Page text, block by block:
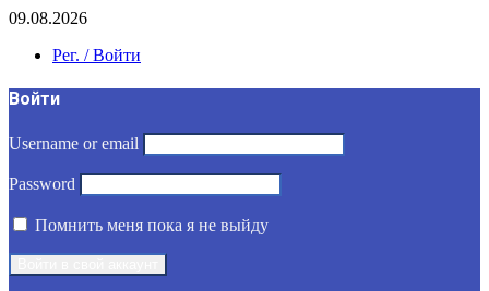
09.08.2026
Рег. / Войти
Войти
Username or email
Password
Помнить меня пока я не выйду